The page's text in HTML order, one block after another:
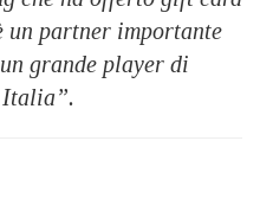
un partner importante
grande player di
Italia”.